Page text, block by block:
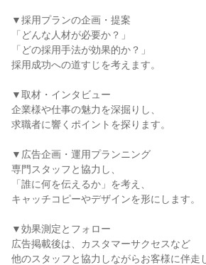
▼採用プランの企画・提案
「どんな人材が必要か？」
「どの採用手法が効果的か？」
採用成功への道すじを考えます。
▼取材・インタビュー
企業様や仕事の魅力を深掘りし、
求職者に響くポイントを探ります。
▼広告企画・運用プランニング
専門スタッフと協力し、
「誰に何を伝えるか」を考え、
キャッチコピーやデザインを形にします。
▼効果測定とフォロー
広告掲載後は、カスタマーサクセスなど
他のスタッフと協力しながらお客様に伴走